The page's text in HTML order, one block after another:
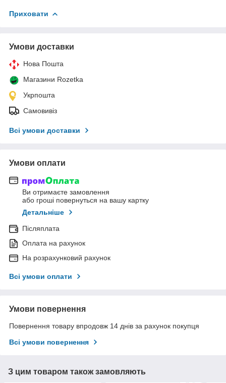
Приховати
Умови доставки
Нова Пошта
Магазини Rozetka
Укрпошта
Самовивіз
Всі умови доставки
Умови оплати
Ви отримаєте замовлення
або гроші повернуться на вашу картку
Детальніше
Післяплата
Оплата на рахунок
На розрахунковий рахунок
Всі умови оплати
Умови повернення
Повернення товару впродовж 14 днів за рахунок покупця
Всі умови повернення
З цим товаром також замовляють